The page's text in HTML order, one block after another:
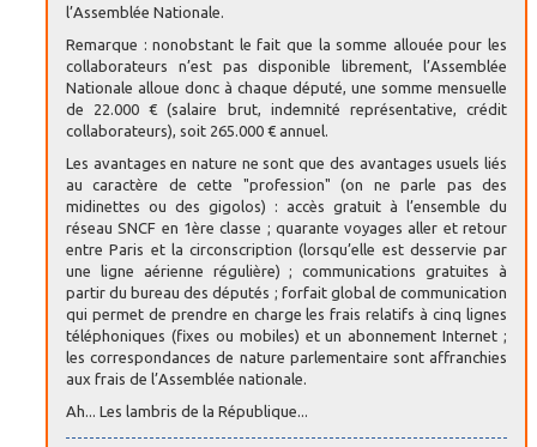
l’Assemblée Nationale.
Remarque : nonobstant le fait que la somme allouée pour les
collaborateurs n’est pas disponible librement, l’Assemblée
Nationale alloue donc à chaque député, une somme mensuelle
de 22.000 € (salaire brut, indemnité représentative, crédit
collaborateurs), soit 265.000 € annuel.
Les avantages en nature ne sont que des avantages usuels liés
au caractère de cette "profession" (on ne parle pas des
midinettes ou des gigolos) : accès gratuit à l’ensemble du
réseau SNCF en 1ère classe ; quarante voyages aller et retour
entre Paris et la circonscription (lorsqu’elle est desservie par
une ligne aérienne régulière) ; communications gratuites à
partir du bureau des députés ; forfait global de communication
qui permet de prendre en charge les frais relatifs à cinq lignes
téléphoniques (fixes ou mobiles) et un abonnement Internet ;
les correspondances de nature parlementaire sont affranchies
aux frais de l’Assemblée nationale.
Ah... Les lambris de la République...